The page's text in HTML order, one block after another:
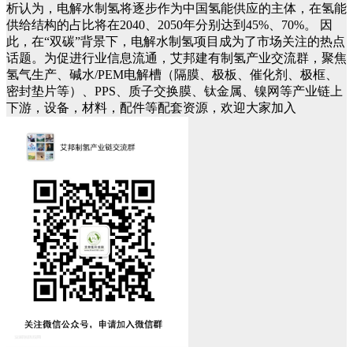
析认为，电解水制氢将逐步作为中国氢能供应的主体，在氢能
供给结构的占比将在2040、2050年分别达到45%、70%。
因
此，在“双碳”背景下，电解水制氢项目成为了市场关注的热点
话题。为促进行业信息流通，艾邦建有制氢产业交流群，聚焦
氢气生产、碱水/PEM电解槽（隔膜、极板、催化剂、极框、
密封垫片等）、PPS、质子交换膜、钛金属、镍网等产业链上
下游，设备，材料，配件等配套资源，欢迎大家加入